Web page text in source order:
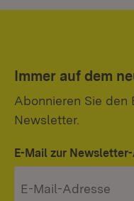
Immer auf dem
Abonnieren Sie
Newsletter.
E-Mail zur